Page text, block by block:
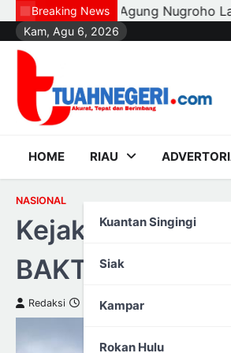
Skip
content
Breaking News
Hampir Seribu Ketua RT, RW, dan
Kam, Agu 6, 2026
HOME RIAU
Kuantan Singingi
Siak
Kampar
Rokan Hulu
NASIONAL
Kejaksaan
BAKTI
Redaksi 3 Maret 2023